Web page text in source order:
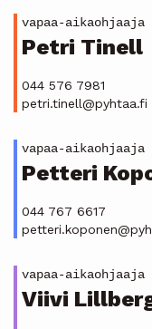
vapaa-aikaohjaaja
Petri Tinell
044 576 7981
petri.tinell@pyhtaa.fi
vapaa-aikaohjaaja
Petteri
044 767 6617
vapaa-aikaohjaaja
Viivi